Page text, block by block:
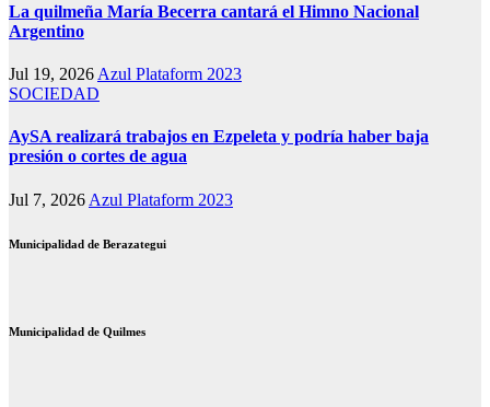
La quilmeña María Becerra cantará el Himno Nacional
Argentino
Jul 19, 2026 Azul Plataform 2023
SOCIEDAD
AySA realizará trabajos en Ezpeleta y podría haber baja
presión o cortes de agua
Jul 7, 2026 Azul Plataform 2023
Municipalidad de Berazategui
Municipalidad de Quilmes